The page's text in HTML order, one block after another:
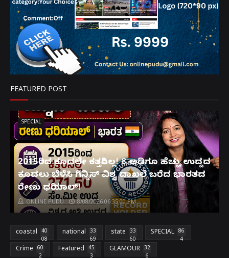
FEATURED POST
SPECIAL
2015ರಿಂದ ಕೂದಲೇ ಕತ್ತರಿಸಿಲ್ಲ! 8 ಅಡಿಗೂ ಹೆಚ್ಚು ಉದ್ದದ
ಕೂದಲು ಬೆಳೆಸಿ ಗಿನ್ನಿಸ್ ವಿಶ್ವ ದಾಖಲೆ ಬರೆದ ಭಾರತದ
ರೇಣು ಧರಿಯಾಲ್!
ONLINE PUDU 8/08/2026 06:35:00 PM
coastal
40
08
national
33
69
state
33
60
SPECIAL
86
4
Crime
60
2
Featured
45
3
GLAMOUR
32
6